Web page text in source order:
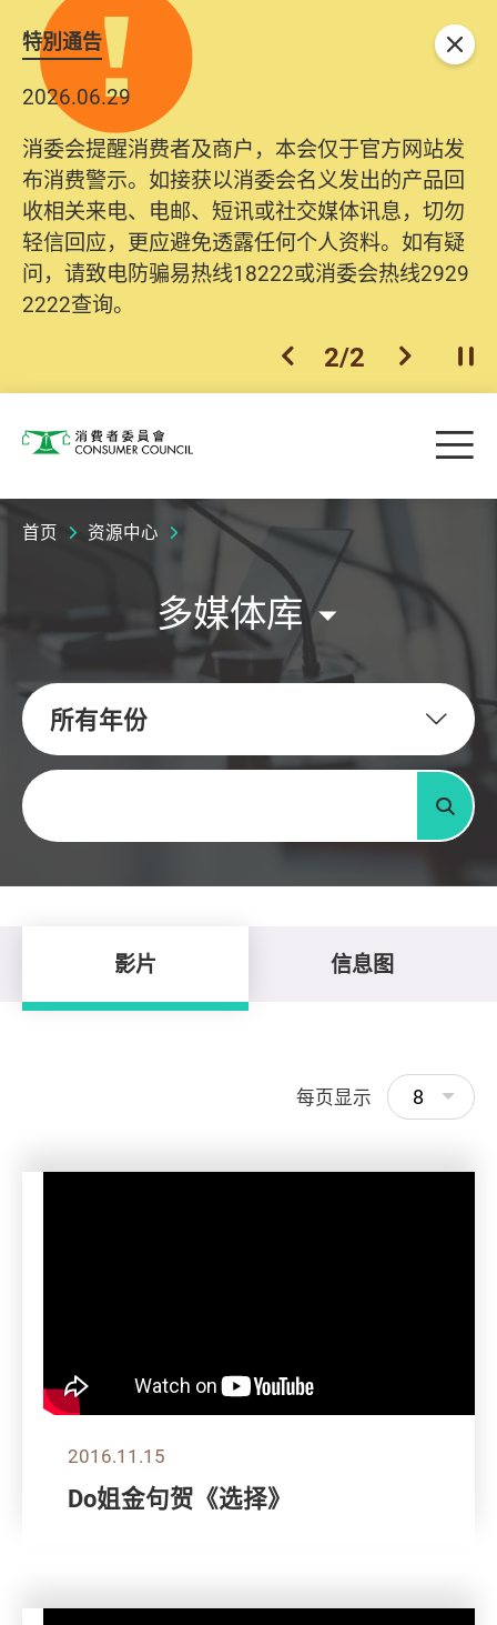
特別通告
2026.06.29
消委会提醒消费者及商户，本会仅于官方网站发
布消费警示。如接获以消委会名义发出的产品回
收相关来电、电邮、短讯或社交媒体讯息，切勿
轻信回应，更应避免透露任何个人资料。如有疑
问，请致电防骗易热线18222或消委会热线2929
2222查询。
2025.10.31
为提升使用者体验及网络安全，本会的投诉处理
系统已经进行升级及推出新功能。由2025年11月
10日起，消费者需要提供基本联络资料（包括姓
名、电邮及电话）注册帐户，才可提交投诉、查
询及建议。所有提交纪录将清晰整合于帐户中，
方便日后作出跟进。
上一个
2/2 下一个开
关闭
消费者委员会 目
首页 资源中心
多媒体库
所有年份
关键字
搜寻
影片 信息图
每页显示 8
2016.11.15
Do姐金句贺《选择》